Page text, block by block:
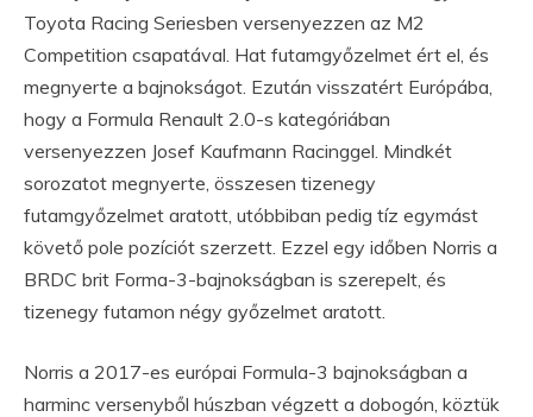
Toyota Racing Seriesben versenyezzen az M2
Competition csapatával. Hat futamgyőzelmet ért el, és
megnyerte a bajnokságot. Ezután visszatért Európába,
hogy a Formula Renault 2.0-s kategóriában
versenyezzen Josef Kaufmann Racinggel. Mindkét
sorozatot megnyerte, összesen tizenegy
futamgyőzelmet aratott, utóbbiban pedig tíz egymást
követő pole pozíciót szerzett. Ezzel egy időben Norris a
BRDC brit Forma-3-bajnokságban is szerepelt, és
tizenegy futamon négy győzelmet aratott.
Norris a 2017-es európai Formula-3 bajnokságban a
harminc versenyből húszban végzett a dobogón, köztük